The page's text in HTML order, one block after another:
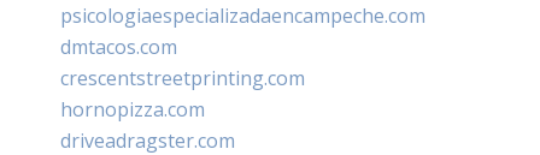
psicologiaespecializadaencampeche.com
dmtacos.com
crescentstreetprinting.com
hornopizza.com
driveadragster.com